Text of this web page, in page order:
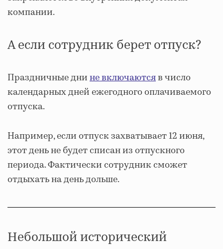
компании.
А если сотрудник берет отпуск?
Праздничные днине включаютсяв число
календарных дней ежегодного оплачиваемого
отпуска.
Например, если отпуск захватывает 12 июня,
этот день не будет списан из отпускного
периода. Фактически сотрудник сможет
отдыхать на день дольше.
Небольшой исторический